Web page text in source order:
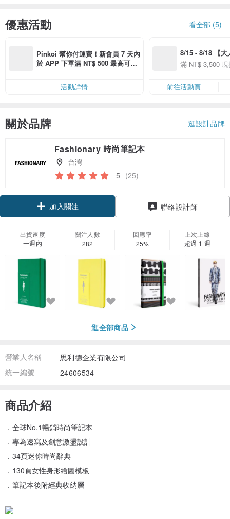
優惠活動 看全部 (5)
Pinkoi 幫你付運費！新會員 7 天內
於 APP 下單滿 NT$ 500 最高可折
活動詳情
8/15 - 8/18 【大
季】滿
50
滿 NT$ 3,500
前往活動頁
關於品牌 逛設計品牌
Fashionary 時尚筆記本
台灣
5 (25)
加入關注 聯絡設計師
出貨速度
一週內
關注人數
282
回應率
25%
上次上線
超過 1 週
逛全部商品
營業人名稱
思利德企業有限公司
統一編號
24606534
商品介紹
．全球No.1暢銷時尚筆記本
．專為速寫及創意激盪設計
．34頁迷你時尚辭典
．130頁女性身形繪圖模板
．筆記本後附經典收納層